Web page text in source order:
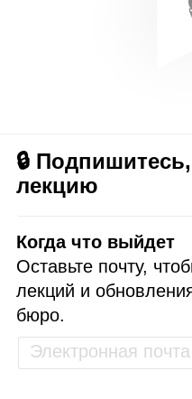
🔒
лекцию
Когда что выйдет
Оставьте почту,
лекций и
бюро.